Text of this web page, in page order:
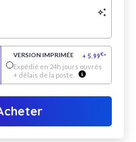
VERSION IMPRIMÉE + 5.99€*
Expédié en 24h jours ouvrés
+ délais de la poste.